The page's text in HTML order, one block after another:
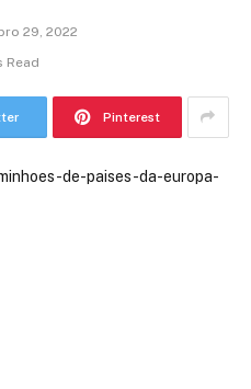
29, 2022
Read
Pinterest